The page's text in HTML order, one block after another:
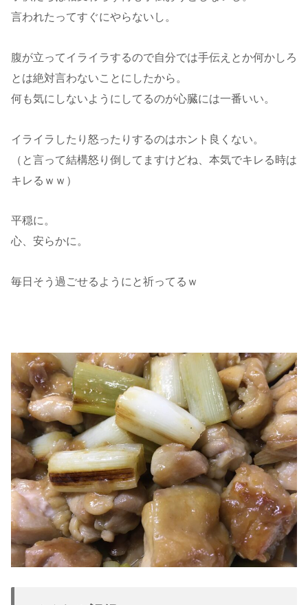
言われたってすぐにやらないし。
腹が立ってイライラするので自分では手伝えとか何かしろ
とは絶対言わないことにしたから。
何も気にしないようにしてるのが心臓には一番いい。
イライラしたり怒ったりするのはホント良くない。
（と言って結構怒り倒してますけどね、本気でキレる時は
キレるｗｗ）
平穏に。
心、安らかに。
毎日そう過ごせるようにと祈ってるｗ